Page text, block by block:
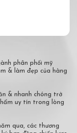
phân phối mỹ
& làm đẹp của hàng
& nhanh chóng trở
uy tín trong lòng
qua, các thương